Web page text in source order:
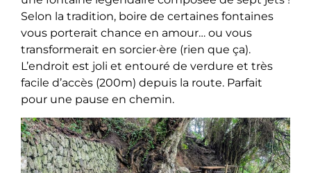
Selon la tradition, boire de certaines fontaines
vous porterait chance en amour… ou vous
transformerait en sorcier·ère (rien que ça).
L’endroit est joli et entouré de verdure et très
facile d’accès (200m) depuis la route. Parfait
pour une pause en chemin.